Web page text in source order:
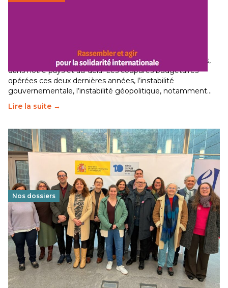
Le secteur humanitaire connaît des difficultés profondes,
dans notre pays et au-delà. Les coupures budgétaires
opérées ces deux dernières années, l’instabilité
gouvernementale, l’instabilité géopolitique, notamment…
Lire la suite →
Nos dossiers
Éducation au vivre-ensemble : un échange croisé
franco-espagnol pour changer d’approche
29 juin 2026-National
Cette année, l'UNSA Éducation a mené un projet Erasmus
soutenu par l'union Européenne et centré sur l'éducation
au vivre-ensemble : quelles différences entre la France…